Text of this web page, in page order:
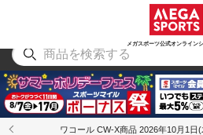
メガスポーツ公式オンライン
アウトドア
ワコール CW-X商品 2026年10月1日